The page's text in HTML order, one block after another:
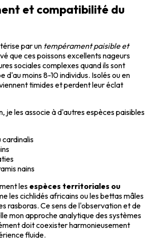
et compatibilité du
par un tempérament paisible et
que ces poissons excellents nageurs
sociales complexes quand ils sont
d'au moins 8-10 individus. Isolés ou en
timides et perdent leur éclat
je les associe à d'autres espèces paisibles
cardinalis
nains
les espèces territoriales ou
les cichlidés africains ou les bettas mâles
rasboras. Ce sens de l'observation et de
mon approche analytique des systèmes
doit coexister harmonieusement
fluide.